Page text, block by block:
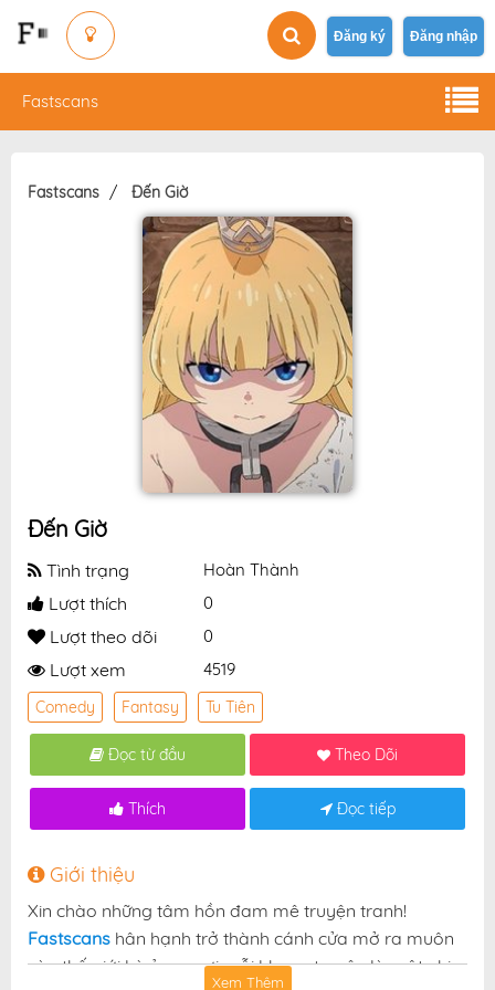
Đăng ký Đăng nhập
Fastscans
Fastscans Đến Giờ
Đến Giờ
Tình trạng Hoàn Thành
Lượt thích 0
Lượt theo dõi 0
Lượt xem 4519
Comedy Fantasy Tu Tiên
Đọc từ đầu Theo Dõi
Thích Đọc tiếp
Giới thiệu
Xin chào những tâm hồn đam mê truyện tranh!
Fastscans hân hạnh trở thành cánh cửa mở ra muôn
vàn thế giới kỳ ảo — nơi mỗi khung truyện là một nhịp
Xem Thêm